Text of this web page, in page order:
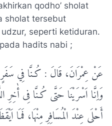
qodho’ sholat
sholat tersebut
seperti ketiduran.
hadits nabi ;
عَنْ عِمْرَانَ، قَالَ : کُـنَّا فِي سَفَرٍ
وَاِنَّا اَسْرَیْنَا حَتَّی کُـنَّا فِی أٰخِرِ
أَحْلَی عِنْدَ الْمُسَافِرِ مِنْهَا، فَمَا